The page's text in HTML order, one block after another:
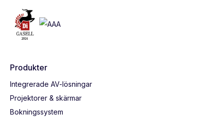
Produkter
Integrerade AV-lösningar
Projektorer & skärmar
Bokningssystem